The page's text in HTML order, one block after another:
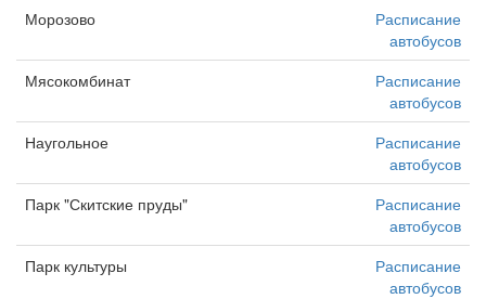
Морозово
Расписание
автобусов
Мясокомбинат
Расписание
автобусов
Наугольное
Расписание
автобусов
Парк "Скитские пруды"
Расписание
автобусов
Парк культуры
Расписание
автобусов